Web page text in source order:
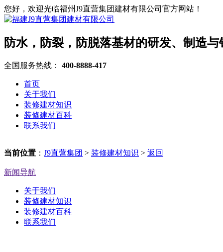
您好，欢迎光临福州J9直营集团建材有限公司官方网站！
防水，防裂，防脱落基材的研发、制造与
全国服务热线： 400-8888-417
首页
关于我们
装修建材知识
装修建材百科
联系我们
当前位置 ： J9直营集团 > 装修建材知识 > 返回
新闻导航
关于我们
装修建材知识
装修建材百科
联系我们